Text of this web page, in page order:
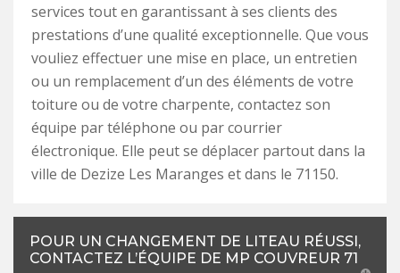
services tout en garantissant à ses clients des
prestations d’une qualité exceptionnelle. Que vous
vouliez effectuer une mise en place, un entretien
ou un remplacement d’un des éléments de votre
toiture ou de votre charpente, contactez son
équipe par téléphone ou par courrier
électronique. Elle peut se déplacer partout dans la
ville de Dezize Les Maranges et dans le 71150.
POUR UN CHANGEMENT DE LITEAU RÉUSSI,
CONTACTEZ L’ÉQUIPE DE MP COUVREUR 71